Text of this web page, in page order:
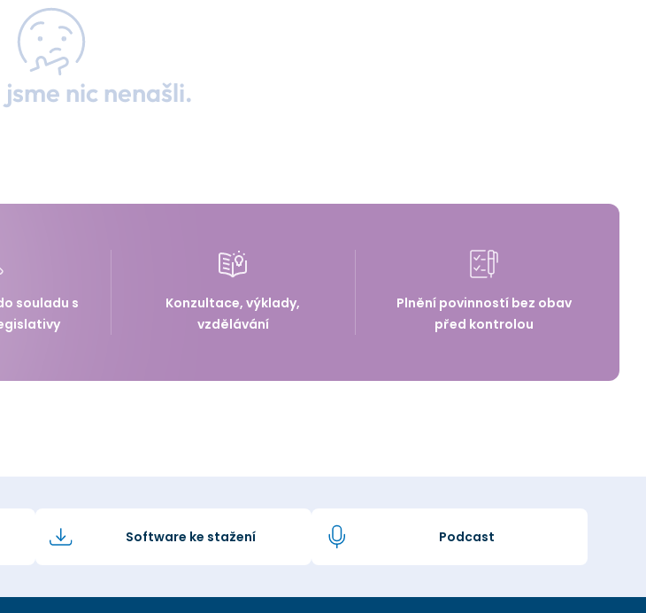
nic nenašli.
souladu s
Konzultace, výklady,
vzdělávání
Plnění povinností bez obav
před kontrolou
Software ke stažení Podcast